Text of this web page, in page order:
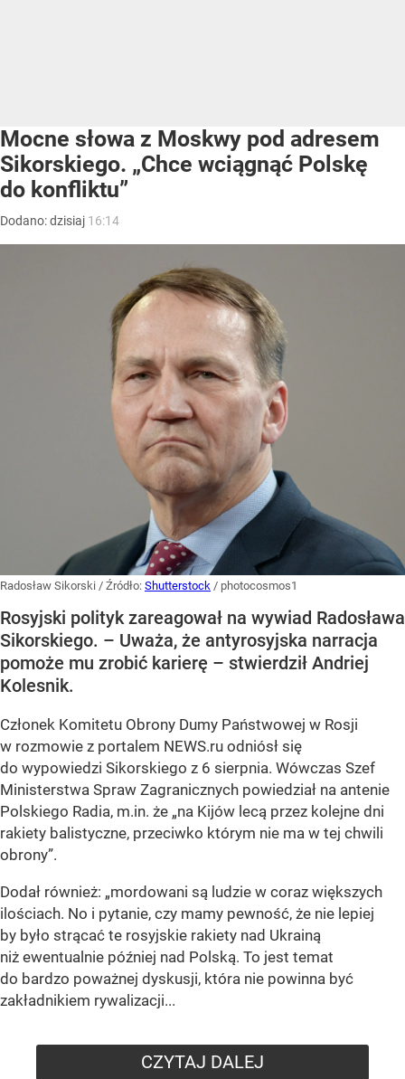
Mocne słowa z Moskwy pod adresem
Sikorskiego. „Chce wciągnąć Polskę
do konfliktu”
Dodano:dzisiaj 16:14
Radosław Sikorski / Źródło: Shutterstock / photocosmos1
Rosyjski polityk zareagował na wywiad Radosława
Sikorskiego. – Uważa, że antyrosyjska narracja
pomoże mu zrobić karierę – stwierdził Andriej
Kolesnik.
Członek Komitetu Obrony Dumy Państwowej w Rosji
w rozmowie z portalem NEWS.ru odniósł się
do wypowiedzi Sikorskiego z 6 sierpnia. Wówczas Szef
Ministerstwa Spraw Zagranicznych powiedział na antenie
Polskiego Radia, m.in. że „na Kijów lecą przez kolejne dni
rakiety balistyczne, przeciwko którym nie ma w tej chwili
obrony”.
Dodał również: „mordowani są ludzie w coraz większych
ilościach. No i pytanie, czy mamy pewność, że nie lepiej
by było strącać te rosyjskie rakiety nad Ukrainą
niż ewentualnie później nad Polską. To jest temat
do bardzo poważnej dyskusji, która nie powinna być
zakładnikiem rywalizacji...
CZYTAJ DALEJ